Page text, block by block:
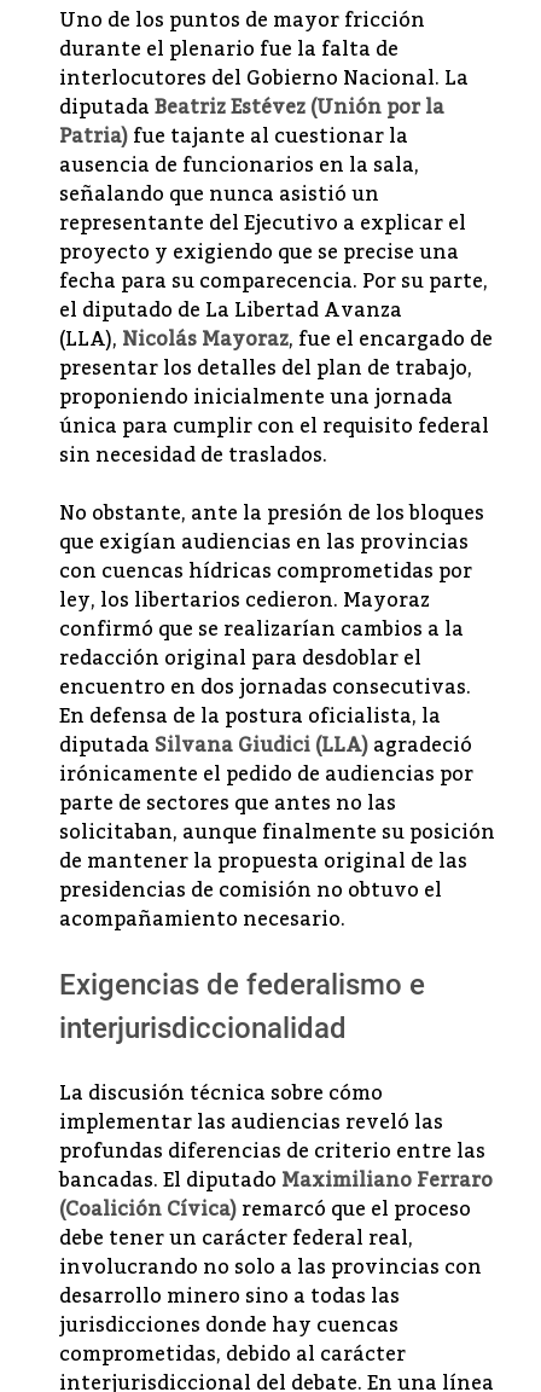
Uno de los puntos de mayor fricción
durante el plenario fue la falta de
interlocutores del Gobierno Nacional. La
diputadaBeatriz Estévez (Unión por la
Patria)fue tajante al cuestionar la
ausencia de funcionarios en la sala,
señalando que nunca asistió un
representante del Ejecutivo a explicar el
proyecto y exigiendo que se precise una
fecha para su comparecencia. Por su parte,
el diputado de La Libertad Avanza
(LLA),Nicolás Mayoraz, fue el encargado de
presentar los detalles del plan de trabajo,
proponiendo inicialmente una jornada
única para cumplir con el requisito federal
sin necesidad de traslados.
No obstante, ante la presión de los bloques
que exigían audiencias en las provincias
con cuencas hídricas comprometidas por
ley, los libertarios cedieron. Mayoraz
confirmó que se realizarían cambios a la
redacción original para desdoblar el
encuentro en dos jornadas consecutivas.
En defensa de la postura oficialista, la
diputadaSilvana Giudici (LLA)agradeció
irónicamente el pedido de audiencias por
parte de sectores que antes no las
solicitaban, aunque finalmente su posición
de mantener la propuesta original de las
presidencias de comisión no obtuvo el
acompañamiento necesario.
Exigencias de federalismo e
interjurisdiccionalidad
La discusión técnica sobre cómo
implementar las audiencias reveló las
profundas diferencias de criterio entre las
bancadas. El diputadoMaximiliano Ferraro
(Coalición Cívica)remarcó que el proceso
debe tener un carácter federal real,
involucrando no solo a las provincias con
desarrollo minero sino a todas las
jurisdicciones donde hay cuencas
comprometidas, debido al carácter
interjurisdiccional del debate. En una línea